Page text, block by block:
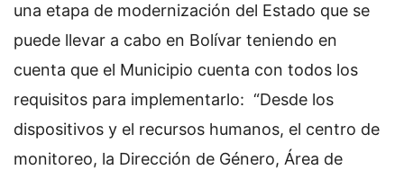
una etapa de modernización del Estado que se
puede llevar a cabo en Bolívar teniendo en
cuenta que el Municipio cuenta con todos los
requisitos para implementarlo: “Desde los
dispositivos y el recursos humanos, el centro de
monitoreo, la Dirección de Género, Área de